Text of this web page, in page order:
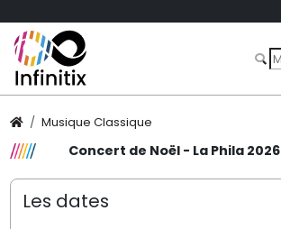
Musique Classique
Concert de Noël - La Phila 2026
Les dates